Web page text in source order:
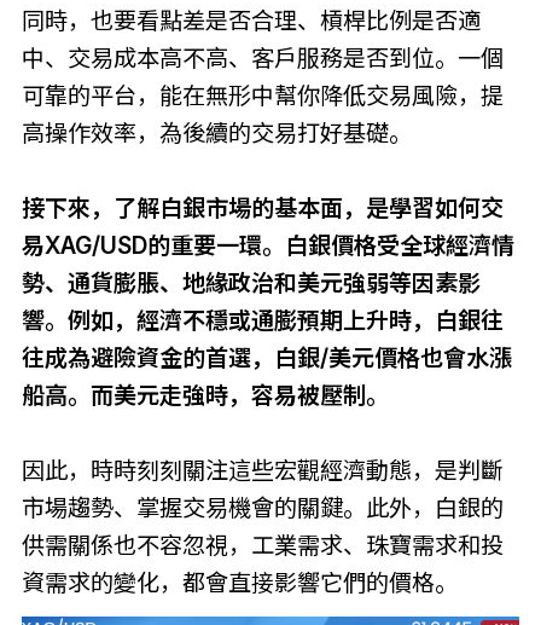
同時，也要看點差是否合理、槓桿比例是否適
中、交易成本高不高、客戶服務是否到位。一個
可靠的平台，能在無形中幫你降低交易風險，提
高操作效率，為後續的交易打好基礎。
接下來，了解白銀市場的基本面，是學習如何交
易XAG/USD的重要一環。白銀價格受全球經濟情
勢、通貨膨脹、地緣政治和美元強弱等因素影
響。例如，經濟不穩或通膨預期上升時，白銀往
往成為避險資金的首選，白銀/美元價格也會水漲
船高。而美元走強時，容易被壓制。
因此，時時刻刻關注這些宏觀經濟動態，是判斷
市場趨勢、掌握交易機會的關鍵。此外，白銀的
供需關係也不容忽視，工業需求、珠寶需求和投
資需求的變化，都會直接影響它們的價格。